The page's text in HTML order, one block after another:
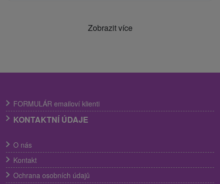
Zobrazit více
FORMULÁR emailoví klienti
KONTAKTNÍ ÚDAJE
O nás
Kontakt
Ochrana osobních údajů